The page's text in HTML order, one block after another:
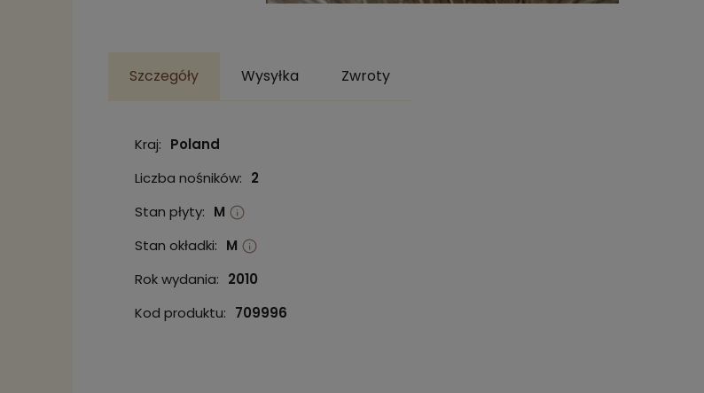
Szczegóły Wysyłka Zwroty
Kraj: Poland
Liczba nośników: 2
Stan płyty: M
Stan okładki: M
Rok wydania: 2010
Kod produktu: 709996